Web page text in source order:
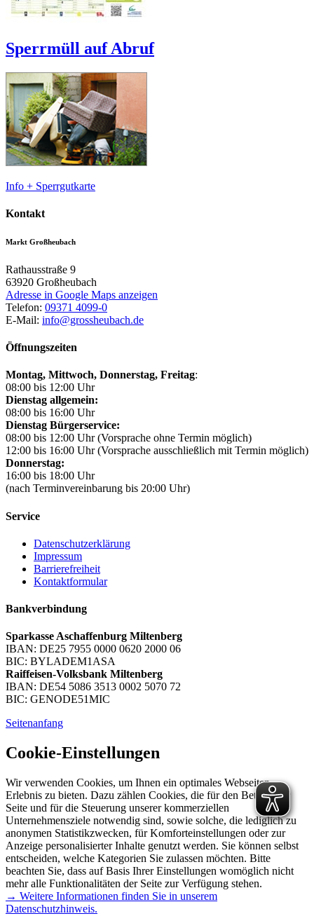
Sperrmüll auf Abruf
Info + Sperrgutkarte
Kontakt
Markt Großheubach
Rathausstraße 9
63920 Großheubach
Adresse in Google Maps anzeigen
Telefon: 09371 4099-0
E-Mail: info@grossheubach.de
Öffnungszeiten
Montag, Mittwoch, Donnerstag, Freitag:
08:00 bis 12:00 Uhr
Dienstag allgemein:
08:00 bis 16:00 Uhr
Dienstag Bürgerservice:
08:00 bis 12:00 Uhr (Vorsprache ohne Termin möglich)
12:00 bis 16:00 Uhr (Vorsprache ausschließlich mit Termin möglich)
Donnerstag:
16:00 bis 18:00 Uhr
(nach Terminvereinbarung bis 20:00 Uhr)
Service
Datenschutzerklärung
Impressum
Barrierefreiheit
Kontaktformular
Bankverbindung
Sparkasse Aschaffenburg Miltenberg
IBAN: DE25 7955 0000 0620 2000 06
BIC: BYLADEM1ASA
Raiffeisen-Volksbank Miltenberg
IBAN: DE54 5086 3513 0002 5070 72
BIC: GENODE51MIC
Seitenanfang
Cookie-Einstellungen
Wir verwenden Cookies, um Ihnen ein optimales Webseiten-
Erlebnis zu bieten. Dazu zählen Cookies, die für den Betrieb der
Seite und für die Steuerung unserer kommerziellen
Unternehmensziele notwendig sind, sowie solche, die lediglich zu
anonymen Statistikzwecken, für Komforteinstellungen oder zur
Anzeige personalisierter Inhalte genutzt werden. Sie können selbst
entscheiden, welche Kategorien Sie zulassen möchten. Bitte
beachten Sie, dass auf Basis Ihrer Einstellungen womöglich nicht
mehr alle Funktionalitäten der Seite zur Verfügung stehen.
→ Weitere Informationen finden Sie in unserem
Datenschutzhinweis.